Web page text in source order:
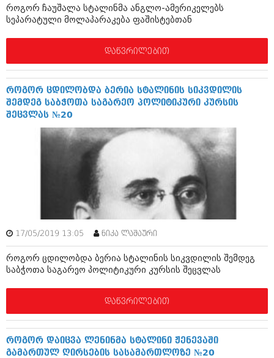
შოუბიზნესი
ისტორია
სხვადასხვა
ანონსი
აგვისტო 2018 (162)
ივლისი 2018 (223)
ივნისი 2018 (244)
მაისი 2018 (211)
მარტი 2018 (256)
იანვარი 2018 (215)
დეკემბერი 2017 (243)
ნოემბერი 2017 (212)
ოქტომბერი 2017 (231)
ივლისი 2017 (233)
ივნისი 2017 (265)
ისტორია
ანონსი
არქივი
ოქტომბერი 2020 (209)
სექტემბერი 2020 (204)
აგვისტო 2020 (249)
ივლისი 2020 (204)
არქივის ზომის ნახვა
როგორ ჩაუშალა სტალინმა ანგლო-ამერიკელებს
სეპარატული მოლაპარაკება ფაშისტებთან
დაწვრილებით
როგორ ცდილობდა ბერია სტალინის სიკვდილის
შემდეგ საბჭოთა საგარეო პოლიტიკური კურსის
შეცვლას №20
17/05/2019 13:05 ნიკა ლაშაური
როგორ ცდილობდა ბერია სტალინის სიკვდილის შემდეგ
საბჭოთა საგარეო პოლიტიკური კურსის შეცვლას
დაწვრილებით
როგორ დაიცვა ლენინმა სტალინი ჟენევაში
გამართულ ღირსების სასამართლოზე №20